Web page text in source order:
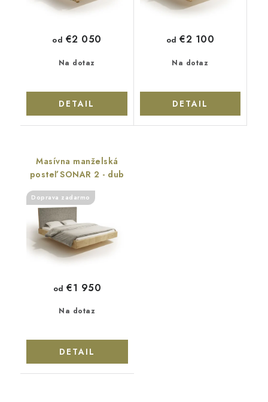
Na dotaz
od €2 050
DETAIL
Na dotaz
od €2 100
DETAIL
Masívna manželská
posteľ SONAR 2 - dub
Doprava zadarmo
Na dotaz
od €1 950
DETAIL